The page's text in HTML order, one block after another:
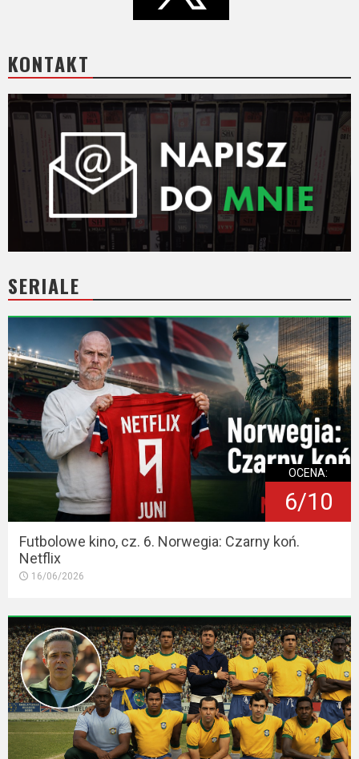
KONTAKT
SERIALE
OCENA:
6/10
Futbolowe kino, cz. 6. Norwegia: Czarny koń.
Netflix
16/06/2026